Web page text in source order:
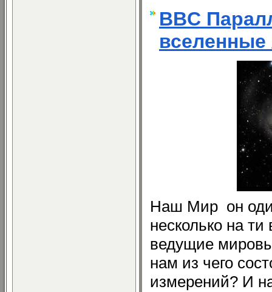
BBC
вселенные
Наш Мир он
несколько на
ведущие
нам из чего
измерений? И